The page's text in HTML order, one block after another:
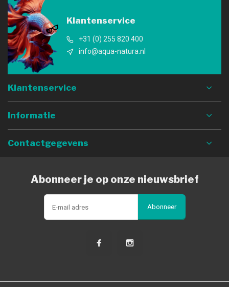
Klantenservice
+31 (0) 255 820 400
info@aqua-natura.nl
Klantenservice
Informatie
Contactgegevens
Abonneer je op onze nieuwsbrief
Abonneer